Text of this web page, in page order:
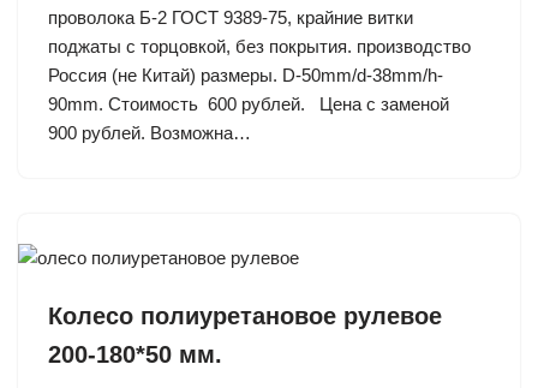
проволока Б-2 ГОСТ 9389-75, крайние витки
поджаты с торцовкой, без покрытия. производство
Россия (не Китай) размеры. D-50mm/d-38mm/h-
90mm. Стоимость 600 рублей. Цена с заменой
900 рублей. Возможна…
Колесо полиуретановое рулевое
200-180*50 мм.